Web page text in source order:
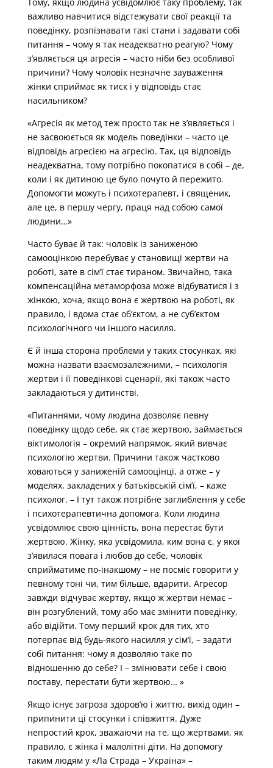
важливо навчитися відстежувати свої реакції та
поведінку, розпізнавати такі стани і задавати собі
питання – чому я так неадекватно реагую? Чому
з’являється ця агресія – часто ніби без особливої
причини? Чому чоловік незначне зауваження
жінки сприймає як тиск і у відповідь стає
насильником?
«Агресія як метод теж просто так не з’являється і
не засвоюється як модель поведінки – часто це
відповідь агресією на агресію. Так, ця відповідь
неадекватна, тому потрібно покопатися в собі – де,
коли і як дитиною це було почуто й пережито.
Допомогти можуть і психотерапевт, і священик,
але це, в першу чергу, праця над собою самої
людини…»
Часто буває й так: чоловік із заниженою
самооцінкою перебуває у становищі жертви на
роботі, зате в сім’ї стає тираном. Звичайно, така
компенсаційна метаморфоза може відбуватися і з
жінкою, хоча, якщо вона є жертвою на роботі, як
правило, і вдома стає об’єктом, а не суб’єктом
психологічного чи іншого насилля.
Є й інша сторона проблеми у таких стосунках, які
можна назвати взаємозалежними, – психологія
жертви і її поведінкові сценарії, які також часто
закладаються у дитинстві.
«Питаннями, чому людина дозволяє певну
поведінку щодо себе, як стає жертвою, займається
віктимологія – окремий напрямок, який вивчає
психологію жертви. Причини також частково
ховаються у заниженій самооцінці, а отже – у
моделях, закладених у батьківській сім’ї, – каже
психолог. – І тут також потрібне заглиблення у себе
і психотерапевтична допомога. Коли людина
усвідомлює свою цінність, вона перестає бути
жертвою. Жінку, яка усвідомила, ким вона є, у якої
з’явилася повага і любов до себе, чоловік
сприйматиме по-інакшому – не посміє говорити у
певному тоні чи, тим більше, вдарити. Агресор
завжди відчуває жертву, якщо ж жертви немає –
він розгублений, тому або має змінити поведінку,
або відійти. Тому перший крок для тих, хто
потерпає від будь-якого насилля у сім’ї, – задати
собі питання: чому я дозволяю таке по
відношенню до себе? І – змінювати себе і свою
поставу, перестати бути жертвою… »
Якщо існує загроза здоров’ю і життю, вихід один –
припинити ці стосунки і співжиття. Дуже
непростий крок, зважаючи на те, що жертвами, як
правило, є жінка і малолітні діти. На допомогу
таким людям у «Ла Страда – Україна» –